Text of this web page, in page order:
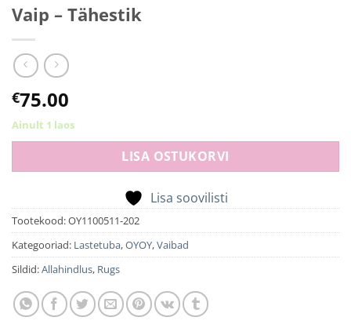
Vaip – Tähestik
€75.00
Ainult 1 laos
LISA OSTUKORVI
Lisa soovilisti
Tootekood:OY1100511-202
Kategooriad: Lastetuba,OYOY,Vaibad
Sildid:Allahindlus, Rugs